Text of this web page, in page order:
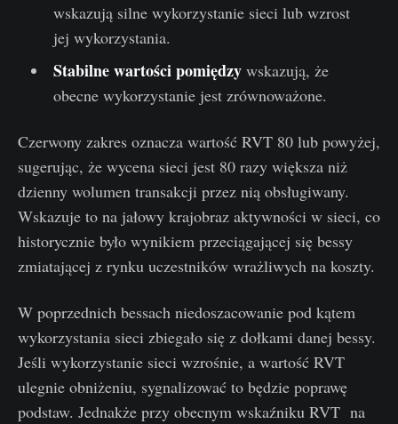
wskazują silne wykorzystanie sieci lub wzrost
jej wykorzystania.
Stabilne wartości pomiędzywskazują, że
obecne wykorzystanie jest zrównoważone.
Czerwony zakres oznacza wartość RVT 80 lub powyżej,
sugerując, że wycena sieci jest 80 razy większa niż
dzienny wolumen transakcji przez nią obsługiwany.
Wskazuje to na jałowy krajobraz aktywności w sieci, co
historycznie było wynikiem przeciągającej się bessy
zmiatającej z rynku uczestników wrażliwych na koszty.
W poprzednich bessach niedoszacowanie pod kątem
wykorzystania sieci zbiegało się z dołkami danej bessy.
Jeśli wykorzystanie sieci wzrośnie, a wartość RVT
ulegnie obniżeniu, sygnalizować to będzie poprawę
podstaw. Jednakże przy obecnym wskaźniku RVT na